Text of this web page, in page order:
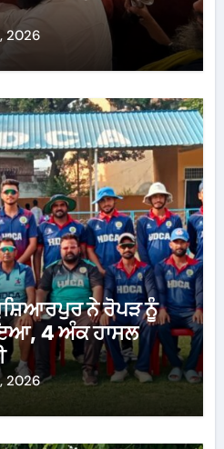
2026
ਨੇ ਰੋਪੜ ਨੂੰ
4 ਅੰਕ ਹਾਸਲ
2026